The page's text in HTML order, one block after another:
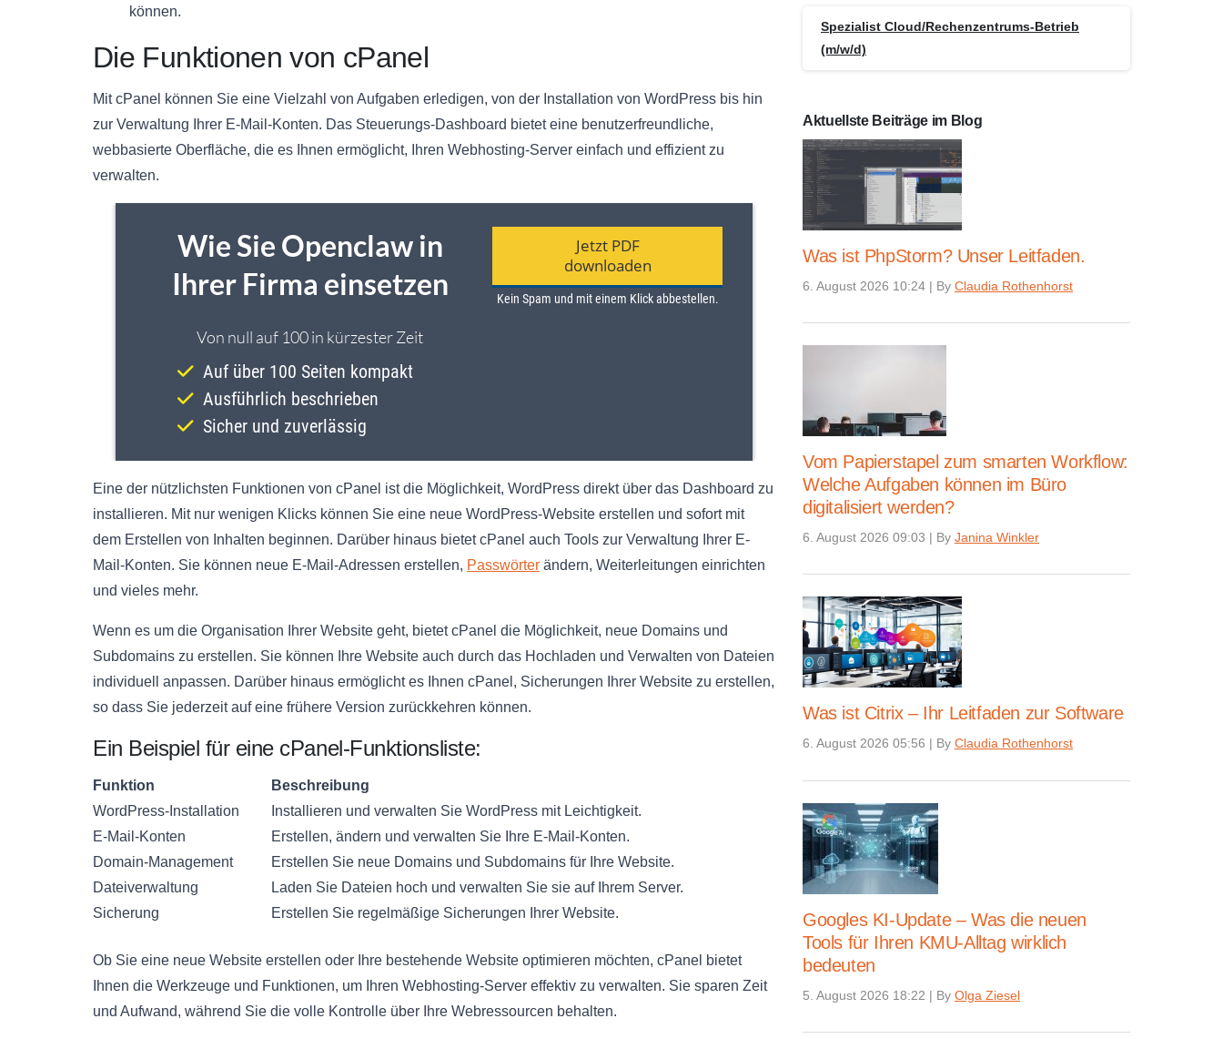
können.
Die Funktionen von cPanel
Mit cPanel können Sie eine Vielzahl von Aufgaben erledigen, von der Installation von WordPress bis hin
zur Verwaltung Ihrer E-Mail-Konten. Das Steuerungs-Dashboard bietet eine benutzerfreundliche,
webbasierte Oberfläche, die es Ihnen ermöglicht, Ihren Webhosting-Server einfach und effizient zu
verwalten.
Eine der nützlichsten Funktionen von cPanel ist die Möglichkeit, WordPress direkt über das Dashboard zu
installieren. Mit nur wenigen Klicks können Sie eine neue WordPress-Website erstellen und sofort mit
dem Erstellen von Inhalten beginnen. Darüber hinaus bietet cPanel auch Tools zur Verwaltung Ihrer E-
Mail-Konten. Sie können neue E-Mail-Adressen erstellen, Passwörter ändern, Weiterleitungen einrichten
und vieles mehr.
Wenn es um die Organisation Ihrer Website geht, bietet cPanel die Möglichkeit, neue Domains und
Subdomains zu erstellen. Sie können Ihre Website auch durch das Hochladen und Verwalten von Dateien
individuell anpassen. Darüber hinaus ermöglicht es Ihnen cPanel, Sicherungen Ihrer Website zu erstellen,
so dass Sie jederzeit auf eine frühere Version zurückkehren können.
Ein Beispiel für eine cPanel-Funktionsliste:
Funktion
Beschreibung
WordPress-Installation
Installieren und verwalten Sie WordPress mit Leichtigkeit.
E-Mail-Konten
Erstellen, ändern und verwalten Sie Ihre E-Mail-Konten.
Domain-Management
Erstellen Sie neue Domains und Subdomains für Ihre Website.
Dateiverwaltung
Laden Sie Dateien hoch und verwalten Sie sie auf Ihrem Server.
Sicherung
Erstellen Sie regelmäßige Sicherungen Ihrer Website.
Ob Sie eine neue Website erstellen oder Ihre bestehende Website optimieren möchten, cPanel bietet
Ihnen die Werkzeuge und Funktionen, um Ihren Webhosting-Server effektiv zu verwalten. Sie sparen Zeit
und Aufwand, während Sie die volle Kontrolle über Ihre Webressourcen behalten.
Spezialist Cloud/Rechenzentrums-Betrieb
(m/w/d)
Aktuellste Beiträge im Blog
Was ist PhpStorm? Unser Leitfaden.
6. August 2026 10:24 | By Claudia Rothenhorst
Vom Papierstapel zum smarten Workflow:
Welche Aufgaben können im Büro
digitalisiert werden?
6. August 2026 09:03 | By Janina Winkler
Was ist Citrix – Ihr Leitfaden zur Software
6. August 2026 05:56 | By Claudia Rothenhorst
Googles KI-Update – Was die neuen
Tools für Ihren KMU-Alltag wirklich
bedeuten
5. August 2026 18:22 | By Olga Ziesel